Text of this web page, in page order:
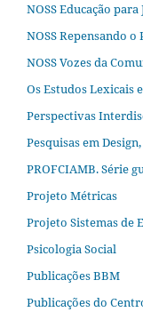
NOSS Educação
NOSS Repensando o
NOSS Vozes da
Os Estudos Lexicais
Perspectivas
Pesquisas em
PROFCIAMB. Série
Projeto Métricas
Projeto Sistemas de
Psicologia Social
Publicações BBM
Publicações do